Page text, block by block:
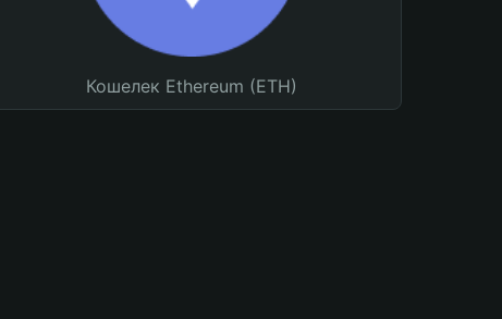
Кошелек Ethereum (ETH)